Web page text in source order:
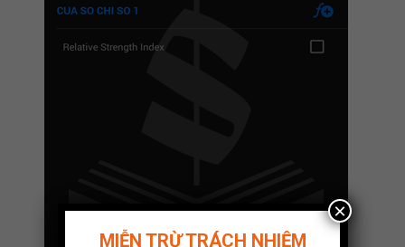
MIỄN TRỪ TRÁCH NHIỆM
×